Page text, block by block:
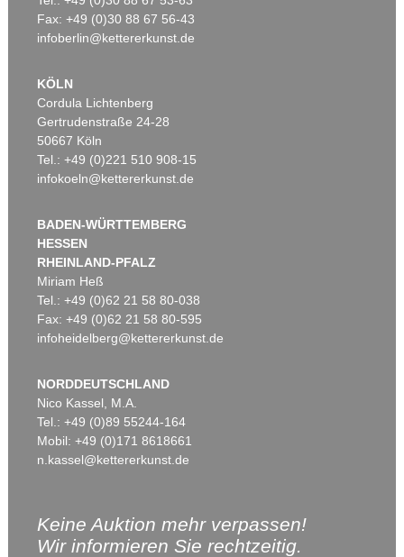
Fax: +49 (0)30 88 67 56-43
infoberlin@kettererkunst.de
KÖLN
Cordula Lichtenberg
Gertrudenstraße 24-28
50667 Köln
Tel.: +49 (0)221 510 908-15
infokoeln@kettererkunst.de
BADEN-WÜRTTEMBERG
HESSEN
RHEINLAND-PFALZ
Miriam Heß
Tel.: +49 (0)62 21 58 80-038
Fax: +49 (0)62 21 58 80-595
infoheidelberg@kettererkunst.de
NORDDEUTSCHLAND
Nico Kassel, M.A.
Tel.: +49 (0)89 55244-164
Mobil: +49 (0)171 8618661
n.kassel@kettererkunst.de
Keine Auktion mehr verpassen!
Wir informieren Sie rechtzeitig.